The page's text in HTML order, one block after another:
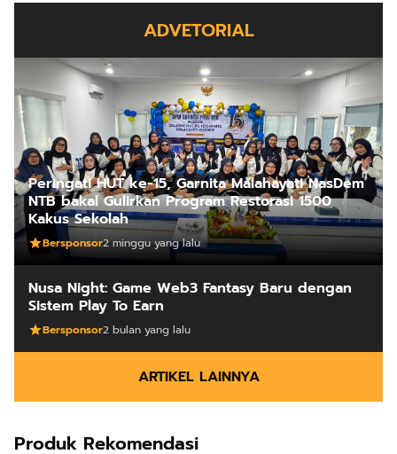
ADVETORIAL
Peringati HUT ke-15, Garnita Malahayati NasDem
NTB bakal Gulirkan Program Restorasi 1500
Kakus Sekolah
Bersponsor2 minggu yang lalu
Nusa Night: Game Web3 Fantasy Baru dengan
Sistem Play To Earn
Bersponsor2 bulan yang lalu
ARTIKEL LAINNYA
Produk Rekomendasi